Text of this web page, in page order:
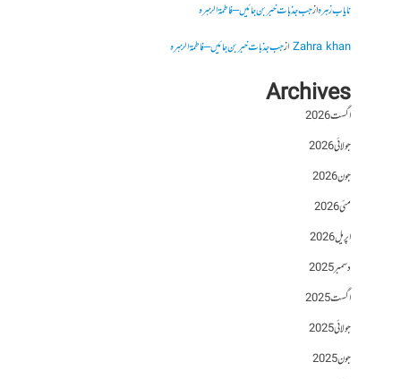
نایاب زہرہازجب جذبات خبر بن جائیں – فاطمۃالزہرہ
Zahra khanازجب جذبات خبر بن جائیں – فاطمۃالزہرہ
Archives
اگست 2026
جولائی 2026
جون 2026
مئی 2026
اپریل 2026
دسمبر 2025
اگست 2025
جولائی 2025
جون 2025